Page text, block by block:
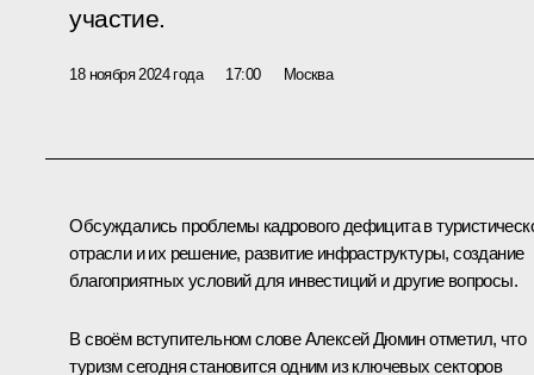
участие.
18 ноября 2024 года 17:00 Москва
Обсуждались проблемы кадрового дефицита в
отрасли и их решение, развитие инфраструктуры, создание
благоприятных условий для инвестиций и другие вопросы.
В своём вступительном словеАлексей Дюминотметил, что
туризм сегодня становится одним из ключевых секторов